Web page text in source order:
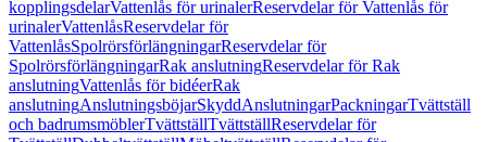
kopplingsdelarVattenlås för urinalerReservdelar för Vattenlås för
urinalerVattenlåsReservdelar för
VattenlåsSpolrörsförlängningarReservdelar för
SpolrörsförlängningarRak anslutningReservdelar för Rak
anslutningVattenlås för bidéerRak
anslutningAnslutningsböjarSkyddAnslutningarPackningarTvättställ
och badrumsmöblerTvättställTvättställReservdelar för